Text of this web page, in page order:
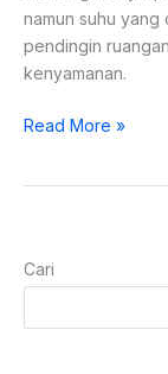
namun suhu
pendingin
kenyamanan.
Read More »
Cari